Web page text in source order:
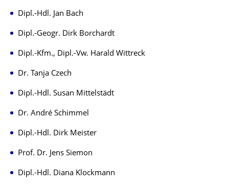
Dipl.-Hdl. Jan Bach
Dipl.-Geogr. Dirk Borchardt
Dipl.-Kfm., Dipl.-Vw. Harald Wittreck
Dr. Tanja Czech
Dipl.-Hdl. Susan Mittelstädt
Dr. André Schimmel
Dipl.-Hdl. Dirk Meister
Prof. Dr. Jens Siemon
Dipl.-Hdl. Diana Klockmann